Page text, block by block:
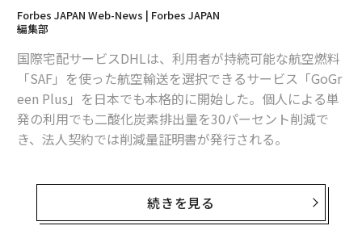
Forbes JAPAN Web-News | Forbes JAPAN
編集部
国際宅配サービスDHLは、利用者が持続可能な航空燃料
「SAF」を使った航空輸送を選択できるサービス「GoGr
een Plus」を日本でも本格的に開始した。個人による単
発の利用でも二酸化炭素排出量を30パーセント削減で
き、法人契約では削減量証明書が発行される。
DHLは、2050年までにロジスティクス関連の二酸化炭素
排出量を実質ゼロにする「ミッション2050」を掲げ、世
界各地でトラックの電動化や施設のカーボンニュートラ
続きを見る